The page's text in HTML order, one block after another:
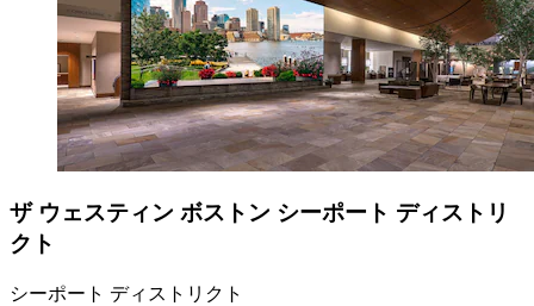
ザ ウェスティン ボストン シーポート ディストリ
クト
シーポート ディストリクト